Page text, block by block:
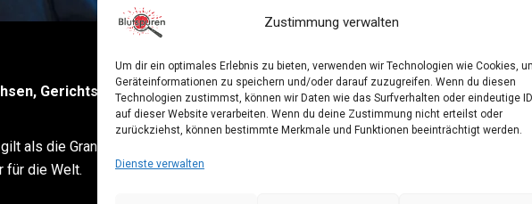
Zustimmung verwalten
Um dir ein optimales Erlebnis zu bieten, verwenden wir Technologien wie Cookies,
Geräteinformationen zu speichern und/oder darauf zuzugreifen. Wenn du diesen
Technologien zustimmst, können wir Daten wie das Surfverhalten oder eindeutige
auf dieser Website verarbeiten. Wenn du deine Zustimmung nicht erteilst oder
zurückziehst, können bestimmte Merkmale und Funktionen beeinträchtigt werden.
Dienste verwalten
Gerichtsreporterin
als die Grande Dame der Gerichtsreportagen. Sie schrieb für den
für die Welt.